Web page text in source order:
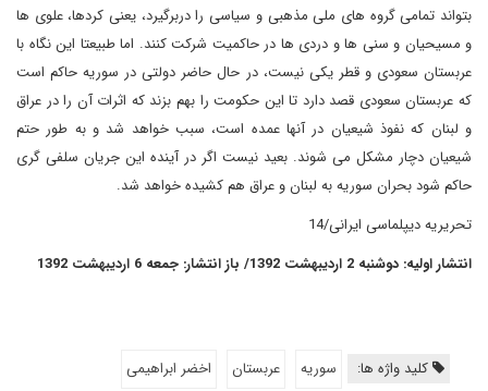
بتواند تمامی گروه های ملی مذهبی و سیاسی را دربرگیرد، یعنی کردها، علوی ها
و مسیحیان و سنی ها و دردی ها در حاکمیت شرکت کنند. اما طبیعتا این نگاه با
عربستان سعودی و قطر یکی نیست، در حال حاضر دولتی در سوریه حاکم است
که عربستان سعودی قصد دارد تا این حکومت را بهم بزند که اثرات آن را در عراق
و لبنان که نفوذ شیعیان در آنها عمده است، سبب خواهد شد و به طور حتم
شیعیان دچار مشکل می شوند. بعید نیست اگر در آینده این جریان سلفی گری
حاکم شود بحران سوریه به لبنان و عراق هم کشیده خواهد شد.
تحریریه دیپلماسی ایرانی/14
انتشار اولیه: دوشنبه 2 اردیبهشت 1392/ باز انتشار: جمعه 6 اردیبهشت 1392
کلید واژه ها: سوریه عربستان
اخضر ابراهیمی